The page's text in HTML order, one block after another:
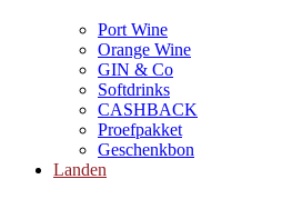
Port Wine
Orange Wine
GIN & Co
Softdrinks
CASHBACK
Proefpakket
Geschenkbon
Landen